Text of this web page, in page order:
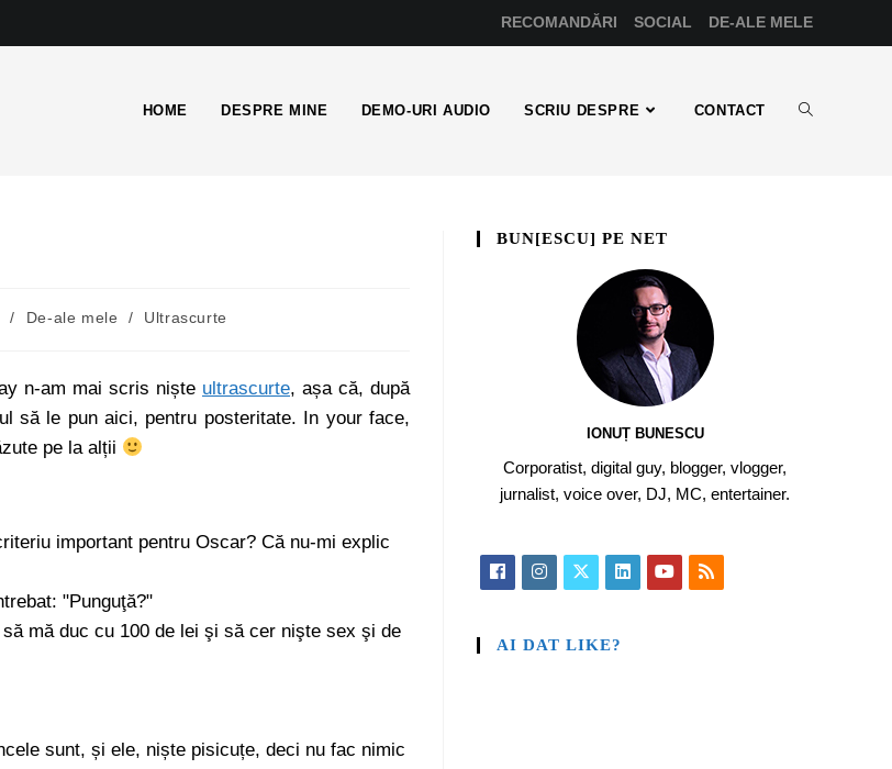
RECOMANDĂRI SOCIAL DE-ALE MELE
HOME DESPRE MINE DEMO-URI AUDIO SCRIU DESPRE CONTACT
/ De-ale mele / Ultrascurte
n-am mai scris niște ultrascurte, așa că, după
să le pun aici, pentru posteritate. In your face,
pe la alții
important pentru Oscar? Că nu-mi explic
"Punguţă?"
mă duc cu 100 de lei şi să cer nişte sex şi de
sunt, și ele, niște pisicuțe, deci nu fac nimic
BUN[ESCU] PE NET
IONUȚ BUNESCU
Corporatist, digital guy, blogger, vlogger,
jurnalist, voice over, DJ, MC, entertainer.
AI DAT LIKE?